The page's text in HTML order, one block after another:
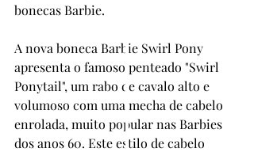
bonecas Barbie.
A nova boneca Barbie Swirl Pony
apresenta o famoso penteado "Swirl
Ponytail", um rabo de cavalo alto e
volumoso com uma mecha de cabelo
enrolada, muito popular nas Barbies
dos anos 60. Este estilo de cabelo